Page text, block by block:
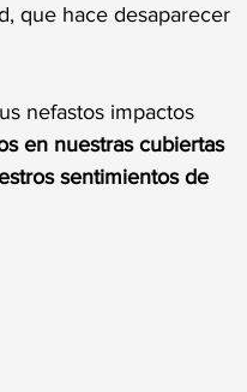
que hace desaparecer
nefastos impactos
en nuestras cubiertas
sentimientos de